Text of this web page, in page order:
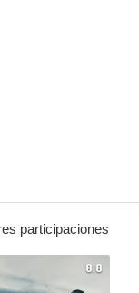
participaciones
8.8